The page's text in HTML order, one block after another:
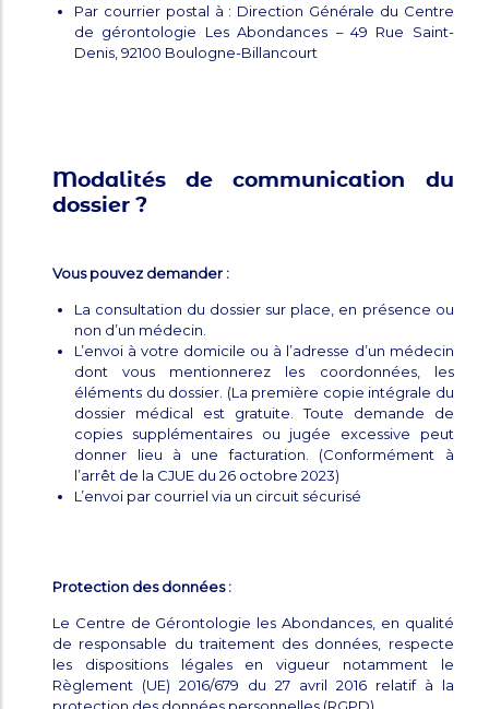
Par courrier postal à : Direction Générale du Centre
de gérontologie Les Abondances – 49 Rue Saint-
Denis, 92100 Boulogne-Billancourt
Modalités de communication du
dossier ?
Vous pouvez demander :
La consultation du dossier sur place, en présence ou
non d’un médecin.
L’envoi à votre domicile ou à l’adresse d’un médecin
dont vous mentionnerez les coordonnées, les
éléments du dossier. (La première copie intégrale du
dossier médical est gratuite. Toute demande de
copies supplémentaires ou jugée excessive peut
donner lieu à une facturation. (Conformément à
l’arrêt de la CJUE du 26 octobre 2023)
L’envoi par courriel via un circuit sécurisé
Protection des données :
Le Centre de Gérontologie les Abondances, en qualité
de responsable du traitement des données, respecte
les dispositions légales en vigueur notamment le
Règlement (UE) 2016/679 du 27 avril 2016 relatif à la